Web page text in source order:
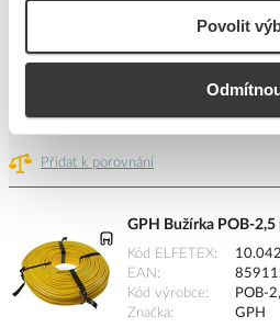
Povolit
Přidat k porovnání
436 ks
GPH Bužírka POB-
Kód ELFETEX
EAN
Kód výrobce
POB-
Značka
GPH